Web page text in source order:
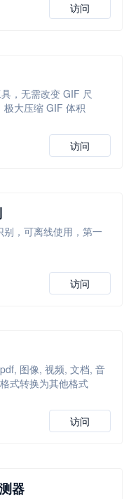
访问
，无需改变 GIF 尺
极大压缩 GIF 体积
访问
，可离线使用，第一
访问
图像, 视频, 文档, 音
式转换为其他格式
访问
器